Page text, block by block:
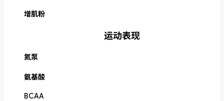
增肌粉
运动表现
氮泵
氨基酸
BCAA